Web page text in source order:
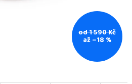
od 1 590 Kč
až –18 %